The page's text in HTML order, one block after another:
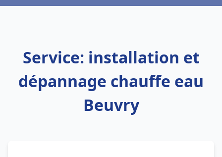
Service: installation et
dépannage chauffe eau
Beuvry